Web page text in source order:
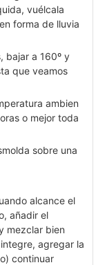
vuélcala
forma de lluvia
bajar a 160º y
que veamos
ambien
o mejor toda
sobre una
alcance el
añadir el
mezclar bien
agregar la
continuar